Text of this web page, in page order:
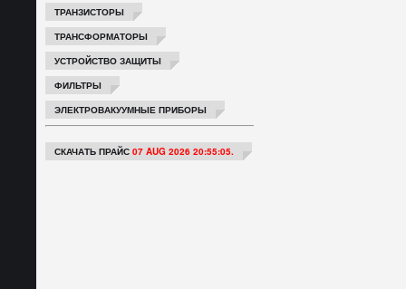
ТРАНЗИСТОРЫ
ТРАНСФОРМАТОРЫ
УСТРОЙСТВО ЗАЩИТЫ
ФИЛЬТРЫ
ЭЛЕКТРОВАКУУМНЫЕ ПРИБОРЫ
СКАЧАТЬ ПРАЙС 07 AUG 2026 20:55:05.